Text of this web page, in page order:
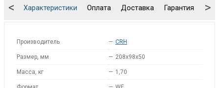
Характеристики Оплата Доставка Гарантия
< >
Производитель — CRH
Размер, мм — 208x98x50
Масса, кг — 1,70